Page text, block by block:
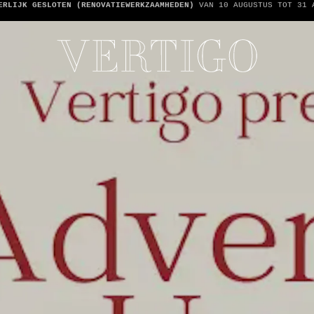
ZIJN CASHLESS - ALLEEN KAARTEN GEACCEPTEERD - 1 REKENING PER